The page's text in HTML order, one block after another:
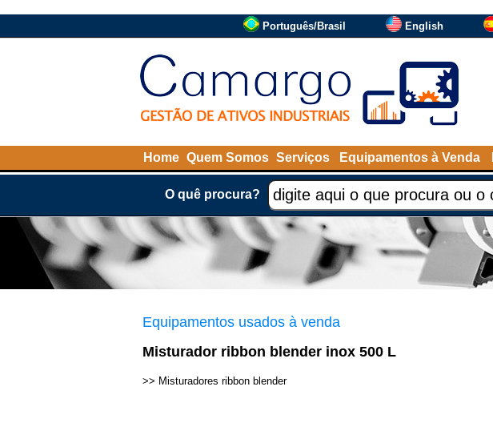
Português/Brasil English
Home Quem Somos Serviços Equipamentos à Venda
O quê procura?
Equipamentos usados à venda
Misturador ribbon blender inox 500 L
>> Misturadores ribbon blender